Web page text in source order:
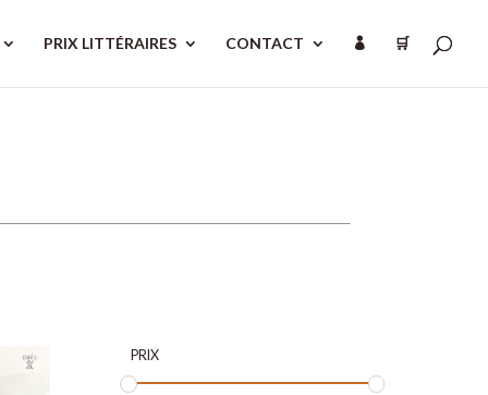
PRIX LITTÉRAIRES CONTACT  🛒
PRIX